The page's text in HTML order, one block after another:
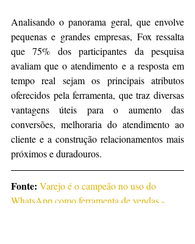
Analisando o panorama geral, que envolve
pequenas e grandes empresas, Fox ressalta
que 75% dos participantes da pesquisa
avaliam que o atendimento e a resposta em
tempo real sejam os principais atributos
oferecidos pela ferramenta, que traz diversas
vantagens úteis para o aumento das
conversões, melhoraria do atendimento ao
cliente e a construção relacionamentos mais
próximos e duradouros.
Fonte: Varejo é o campeão no uso do
WhatsApp como ferramenta de vendas -